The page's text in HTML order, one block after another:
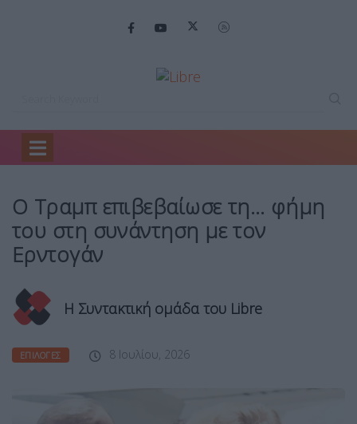
Home
Ο Τραμπ επιβεβαίωσε τη… φήμη
του στη συνάντηση με τον
Ερντογάν
Η Συντακτική ομάδα του Libre
ΕΠΙΛΟΓΈΣ 8 Ιουλίου, 2026